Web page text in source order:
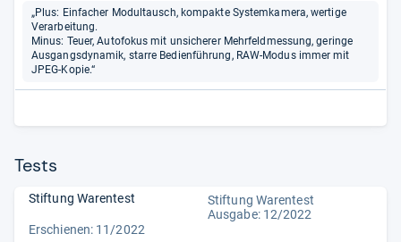
„Plus: Einfacher Modultausch, kompakte Systemkamera, wertige
Verarbeitung.
Minus: Teuer, Autofokus mit unsicherer Mehrfeldmessung, geringe
Ausgangsdynamik, starre Bedienführung, RAW-Modus immer mit
JPEG-Kopie.“
Tests
Stiftung Warentest
Stiftung Warentest
Ausgabe: 12/2022
Erschienen: 11/2022